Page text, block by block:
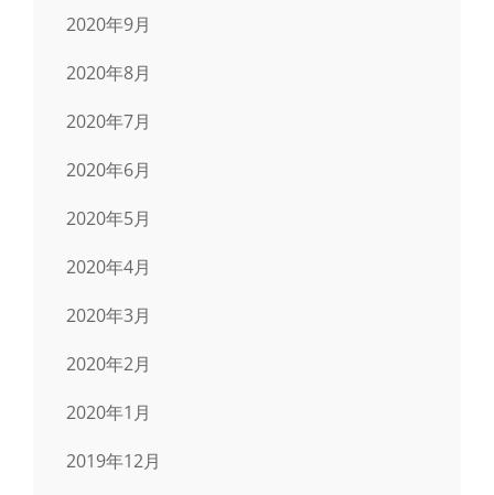
2020年9月
2020年8月
2020年7月
2020年6月
2020年5月
2020年4月
2020年3月
2020年2月
2020年1月
2019年12月